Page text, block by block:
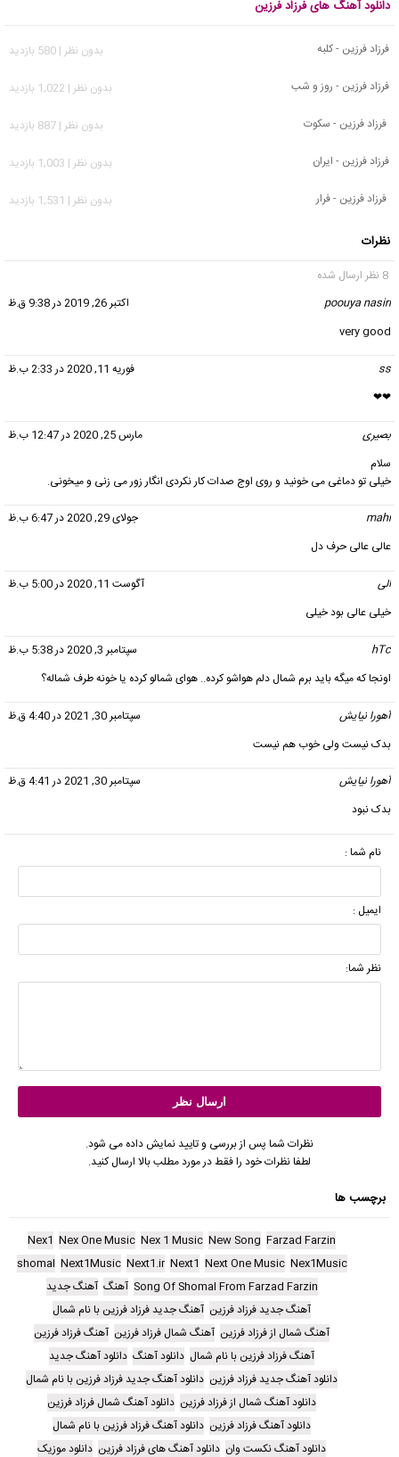
دانلود آهنگ های فرزاد فرزین
فرزاد فرزین - کلبه
بدون نظر | 580 بازدید
فرزاد فرزین - روز و شب
بدون نظر | 1,022 بازدید
فرزاد فرزین - سکوت
بدون نظر | 887 بازدید
فرزاد فرزین - ایران
بدون نظر | 1,003 بازدید
فرزاد فرزین - فرار
بدون نظر | 1,531 بازدید
نظرات
8 نظر ارسال شده
poouya nasiri
اکتبر 26, 2019 در 9:38 ق.ظ
very good
ss
فوریه 11, 2020 در 2:33 ب.ظ
❤❤
بصیری
مارس 25, 2020 در 12:47 ب.ظ
سلام
خیلی تو دماغی می خونید و روی اوج صدات کار نکردی انگار زور می زنی و میخونی.
mahi
جولای 29, 2020 در 6:47 ب.ظ
عالی عالی حرف دل
الی
آگوست 11, 2020 در 5:00 ب.ظ
خیلی عالی بود خیلی
hTc
سپتامبر 3, 2020 در 5:38 ب.ظ
اونجا که میگه باید برم شمال دلم هواشو کرده.. هوای شمالو کرده یا خونه طرف شماله؟
آھورا نیایش
سپتامبر 30, 2021 در 4:40 ق.ظ
بدک نیست ولی خوب ھم نیست
آھورا نیایش
سپتامبر 30, 2021 در 4:41 ق.ظ
بدک نبود
نام شما :
ایمیل :
نظر شما:
نظرات شما پس از بررسی و تایید نمایش داده می شود.
لطفا نظرات خود را فقط در مورد مطلب بالا ارسال کنید.
برچسب ها
Farzad Farzin
New Song
Nex 1 Music
Nex One Music
Nex1
Nex1Music
Next One Music
Next1
Next1.ir
Next1Music
shomal
Song Of Shomal From Farzad Farzin آهنگ آهنگ جدید
آهنگ جدید فرزاد فرزین آهنگ جدید فرزاد فرزین با نام شمال
آهنگ شمال از فرزاد فرزین آهنگ شمال فرزاد فرزین آهنگ فرزاد فرزین
آهنگ فرزاد فرزین با نام شمال دانلود آهنگ دانلود آهنگ جدید
دانلود آهنگ جدید فرزاد فرزین دانلود آهنگ جدید فرزاد فرزین با نام شمال
دانلود آهنگ شمال از فرزاد فرزین دانلود آهنگ شمال فرزاد فرزین
دانلود آهنگ فرزاد فرزین دانلود آهنگ فرزاد فرزین با نام شمال
دانلود آهنگ نکست وان دانلود آهنگ های فرزاد فرزین دانلود موزیک